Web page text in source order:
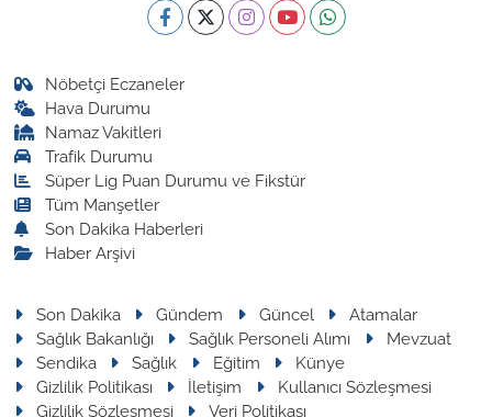
Nöbetçi Eczaneler
Hava Durumu
Namaz Vakitleri
Trafik Durumu
Süper Lig Puan Durumu ve Fikstür
Tüm Manşetler
Son Dakika Haberleri
Haber Arşivi
Son Dakika Gündem Güncel
Atamalar
Sağlık Bakanlığı
Sağlık Personeli Alımı
Mevzuat
Sendika
Sağlık Eğitim
Künye
Gizlilik Politikası
İletişim
Kullanıcı Sözleşmesi
Gizlilik Sözleşmesi
Veri Politikası